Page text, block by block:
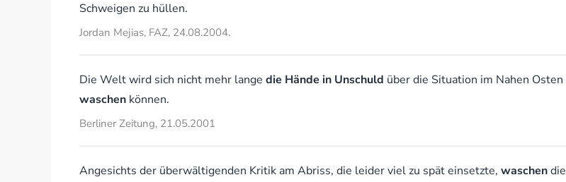
Schweigen zu hüllen.
Jordan Mejias, FAZ, 24.08.2004.
Die Welt wird sich nicht mehr lange die Hände in Unschuld über die Situation im Nahen Osten
waschen können.
Berliner Zeitung, 21.05.2001
Angesichts der überwältigenden Kritik am Abriss, die leider viel zu spät einsetzte, waschendie